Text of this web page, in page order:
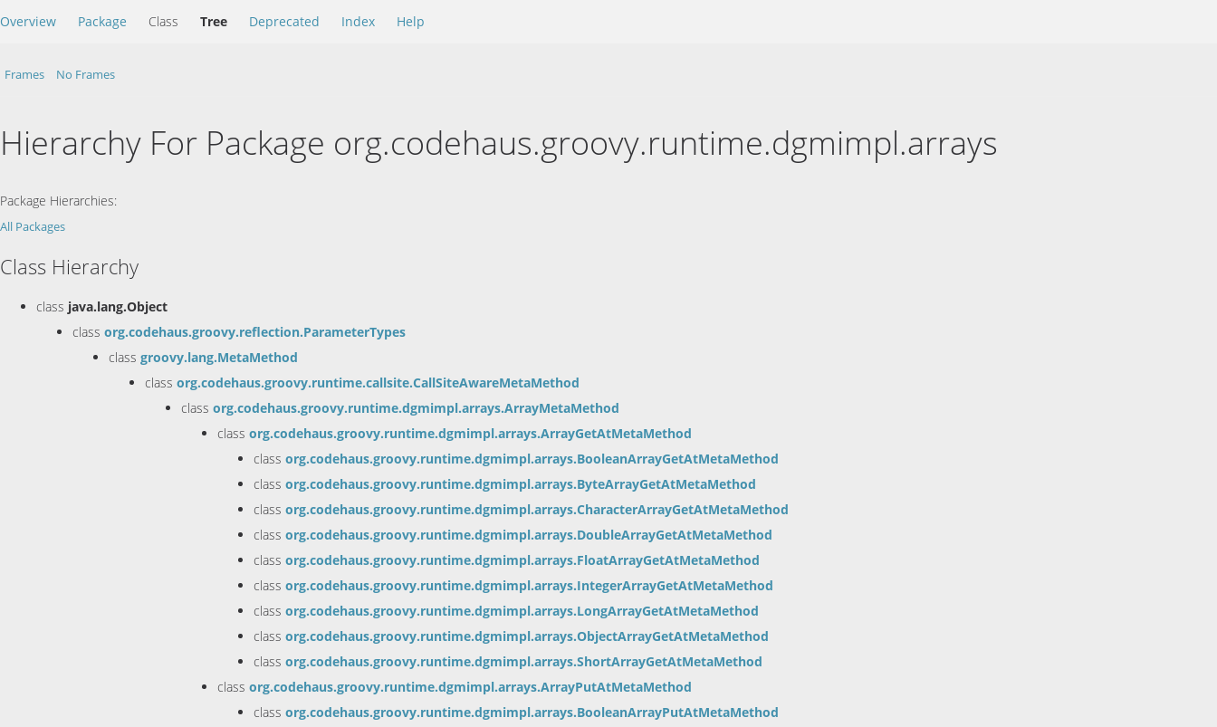
Overview Package Class Tree Deprecated Index Help
Frames No Frames
Hierarchy For Package org.codehaus.groovy.runtime.dgmimpl.arrays
Package Hierarchies:
All Packages
Class Hierarchy
class java.lang.Object
class org.codehaus.groovy.reflection.ParameterTypes
class groovy.lang.MetaMethod
class org.codehaus.groovy.runtime.callsite.CallSiteAwareMetaMethod
class org.codehaus.groovy.runtime.dgmimpl.arrays.ArrayMetaMethod
class org.codehaus.groovy.runtime.dgmimpl.arrays.ArrayGetAtMetaMethod
class org.codehaus.groovy.runtime.dgmimpl.arrays.BooleanArrayGetAtMetaMethod
class org.codehaus.groovy.runtime.dgmimpl.arrays.ByteArrayGetAtMetaMethod
class org.codehaus.groovy.runtime.dgmimpl.arrays.CharacterArrayGetAtMetaMethod
class org.codehaus.groovy.runtime.dgmimpl.arrays.DoubleArrayGetAtMetaMethod
class org.codehaus.groovy.runtime.dgmimpl.arrays.FloatArrayGetAtMetaMethod
class org.codehaus.groovy.runtime.dgmimpl.arrays.IntegerArrayGetAtMetaMethod
class org.codehaus.groovy.runtime.dgmimpl.arrays.LongArrayGetAtMetaMethod
class org.codehaus.groovy.runtime.dgmimpl.arrays.ObjectArrayGetAtMetaMethod
class org.codehaus.groovy.runtime.dgmimpl.arrays.ShortArrayGetAtMetaMethod
class org.codehaus.groovy.runtime.dgmimpl.arrays.ArrayPutAtMetaMethod
class org.codehaus.groovy.runtime.dgmimpl.arrays.BooleanArrayPutAtMetaMethod